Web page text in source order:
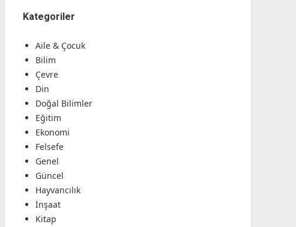
Kategoriler
Aile & Çocuk
Bilim
Çevre
Din
Doğal Bilimler
Eğitim
Ekonomi
Felsefe
Genel
Güncel
Hayvancılık
İnşaat
Kitap